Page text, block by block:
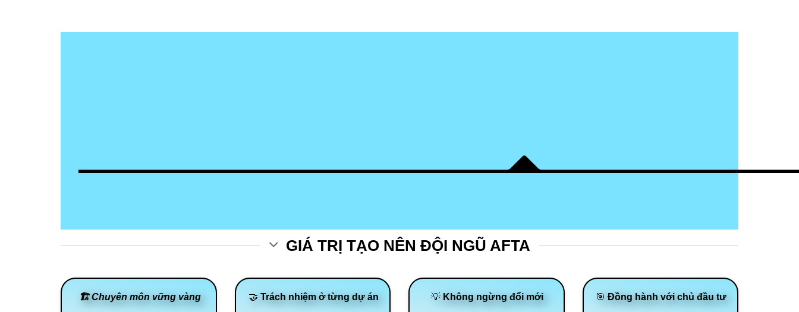
GIÁ TRỊ TẠO NÊN ĐỘI NGŨ AFTA
🏗️ Chuyên môn vững vàng 🤝 Trách nhiệm ở từng dự án 💡 Không ngừng đổi mới 🎯Đồng hành với chủ đầu tư